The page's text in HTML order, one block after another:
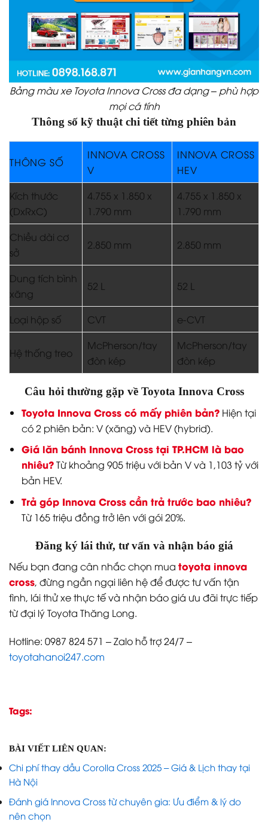
Bảng màu xe Toyota Innova Cross đa dạng – phù hợp
mọi cá tính
Thông số kỹ thuật chi tiết từng phiên bản
THÔNG SỐ
INNOVA CROSS
V
INNOVA CROSS
HEV
Kích thước
(DxRxC)
4.755 x 1.850 x
1.790 mm
4.755 x 1.850 x
1.790 mm
Chiều dài cơ
sở
2.850 mm 2.850 mm
Dung tích bình
xăng
52 L 52 L
Loại hộp số CVT e-CVT
Hệ thống treo
McPherson/tay
đòn kép
McPherson/tay
đòn kép
Câu hỏi thường gặp về Toyota Innova Cross
Toyota Innova Cross có mấy phiên bản?Hiện tại
có 2 phiên bản: V (xăng) và HEV (hybrid).
Giá lăn bánh Innova Cross tại TP.HCM là bao
nhiêu?Từ khoảng 905 triệu với bản V và 1,103 tỷ với
bản HEV.
Trả góp Innova Cross cần trả trước bao nhiêu?
Từ 165 triệu đồng trở lên với gói 20%.
Đăng ký lái thử, tư vấn và nhận báo giá
Nếu bạn đang cân nhắc chọn mua toyota innova
cross, đừng ngần ngại liên hệ để được tư vấn tận
tình, lái thử xe thực tế và nhận báo giá ưu đãi trực tiếp
từ đại lý Toyota Thăng Long.
Hotline: 0987 824 571 – Zalo hỗ trợ 24/7 –
toyotahanoi247.com
Tags:
BÀI VIẾT LIÊN QUAN:
Chi phí thay dầu Corolla Cross 2025 – Giá & Lịch thay tại
Hà Nội
Đánh giá Innova Cross từ chuyên gia: Ưu điểm & lý do
nên chọn